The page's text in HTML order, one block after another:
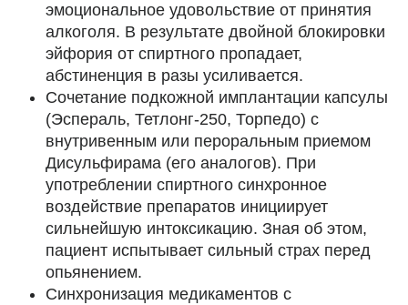
эмоциональное удовольствие от принятия
алкоголя. В результате двойной блокировки
эйфория от спиртного пропадает,
абстиненция в разы усиливается.
Сочетание подкожной имплантации капсулы
(Эспераль, Тетлонг-250, Торпедо) с
внутривенным или пероральным приемом
Дисульфирама (его аналогов). При
употреблении спиртного синхронное
воздействие препаратов инициирует
сильнейшую интоксикацию. Зная об этом,
пациент испытывает сильный страх перед
опьянением.
Синхронизация медикаментов с